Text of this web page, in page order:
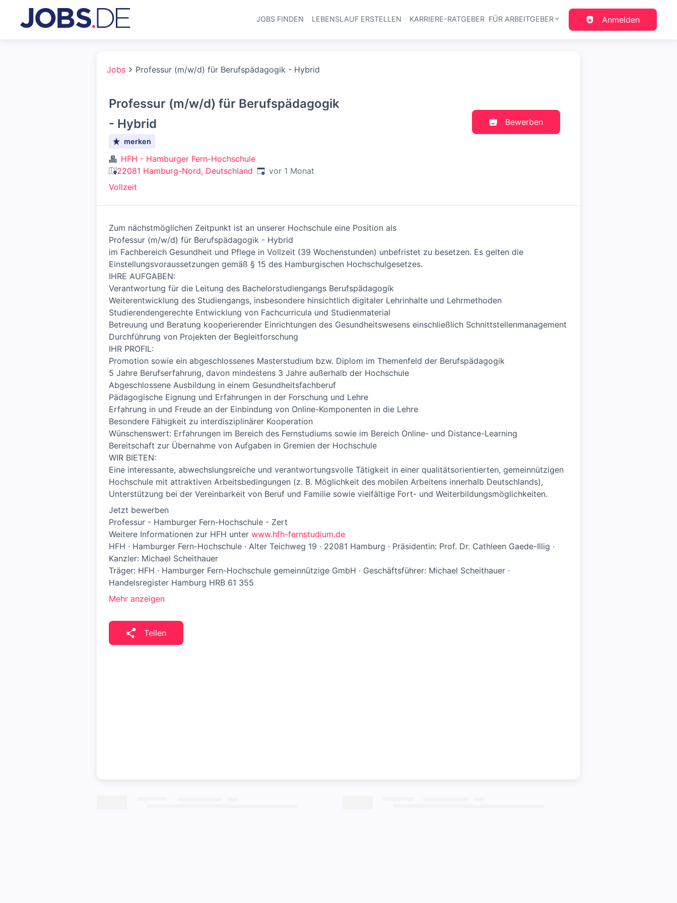
Haupt-Navigation
JOBS FINDEN LEBENSLAUF ERSTELLEN KARRIERE-RATGEBER FÜR ARBEITGEBER Anmelden
Jobs Professur (m/w/d) für Berufspädagogik - Hybrid
Professur (m/w/d) für Berufspädagogik
- Hybrid
merken
HFH - Hamburger Fern-Hochschule
22081 Hamburg-Nord, Deutschland Veröffentlicht:
vor 1 Monat
Vollzeit
Bewerben
Zum nächstmöglichen Zeitpunkt ist an unserer Hochschule eine Position als
Professur (m/w/d) für Berufspädagogik - Hybrid
im Fachbereich Gesundheit und Pflege in Vollzeit (39 Wochenstunden) unbefristet zu besetzen. Es gelten die
Einstellungsvoraussetzungen gemäß § 15 des Hamburgischen Hochschulgesetzes.
IHRE AUFGABEN:
Verantwortung für die Leitung des Bachelorstudiengangs Berufspädagogik
Weiterentwicklung des Studiengangs, insbesondere hinsichtlich digitaler Lehrinhalte und Lehrmethoden
Studierendengerechte Entwicklung von Fachcurricula und Studienmaterial
Betreuung und Beratung kooperierender Einrichtungen des Gesundheitswesens einschließlich Schnittstellenmanagement
Durchführung von Projekten der Begleitforschung
IHR PROFIL:
Promotion sowie ein abgeschlossenes Masterstudium bzw. Diplom im Themenfeld der Berufspädagogik
5 Jahre Berufserfahrung, davon mindestens 3 Jahre außerhalb der Hochschule
Abgeschlossene Ausbildung in einem Gesundheitsfachberuf
Pädagogische Eignung und Erfahrungen in der Forschung und Lehre
Erfahrung in und Freude an der Einbindung von Online-Komponenten in die Lehre
Besondere Fähigkeit zu interdisziplinärer Kooperation
Wünschenswert: Erfahrungen im Bereich des Fernstudiums sowie im Bereich Online- und Distance-Learning
Bereitschaft zur Übernahme von Aufgaben in Gremien der Hochschule
WIR BIETEN:
Eine interessante, abwechslungsreiche und verantwortungsvolle Tätigkeit in einer qualitätsorientierten, gemeinnützigen
Hochschule mit attraktiven Arbeitsbedingungen (z. B. Möglichkeit des mobilen Arbeitens innerhalb Deutschlands),
Unterstützung bei der Vereinbarkeit von Beruf und Familie sowie vielfältige Fort- und Weiterbildungsmöglichkeiten.
Jetzt bewerben
Professur - Hamburger Fern-Hochschule - Zert
Weitere Informationen zur HFH unter www.hfh-fernstudium.de
HFH · Hamburger Fern-Hochschule · Alter Teichweg 19 · 22081 Hamburg · Präsidentin: Prof. Dr. Cathleen Gaede-Illig ·
Kanzler: Michael Scheithauer
Träger: HFH · Hamburger Fern-Hochschule gemeinnützige GmbH · Geschäftsführer: Michael Scheithauer ·
Handelsregister Hamburg HRB 61 355
Mehr anzeigen
Teilen